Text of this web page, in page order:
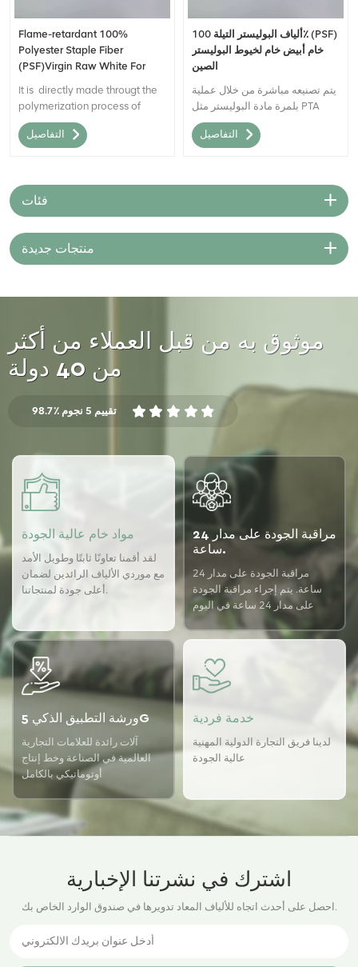
Flame-retardant 100%
Polyester Staple Fiber
(PSF)Virgin Raw White For
It is directly made througt the
polymerization process of
polyester material such as PTA
(Purified Terephthalic Acid)
and high pressure;
التفاصيل
ألياف البوليستر التيلة 100٪ (PSF)
خام أبيض خام لخيوط البوليستر
الصين
يتم تصنيعه مباشرة من خلال عملية
بلمرة مادة البوليستر مثل PTA
MEG (أحادي إيثيلين جلايكول) تحت
التفاصيل
فئات
منتجات جديدة
موثوق به من قبل العملاء من أكثر
من 40 دولة
98.7٪ تقييم 5 نجوم
مواد خام عالية الجودة
لقد أقمنا تعاونًا ثابتًا وطويل الأمد
مع موردي الألياف الرائدين لضمان
أعلى جودة لمنتجاتنا.
مراقبة الجودة على مدار 24
ساعة.
مراقبة الجودة على مدار 24
ساعة. يتم إجراء مراقبة الجودة
على مدار 24 ساعة في اليوم
باستخدام نظام ضمان الجودة
USTER لضمان اتساق الجودة
ورشة التطبيق الذكي 5G
آلات رائدة للعلامات التجارية
العالمية في الصناعة وخط إنتاج
أوتوماتيكي بالكامل
خدمة فردية
لدينا فريق التجارة الدولية المهنية
عالية الجودة
اشترك في نشرتنا الإخبارية
احصل على أحدث اتجاه للألياف المعاد تدويرها في صندوق الوارد الخاص بك.